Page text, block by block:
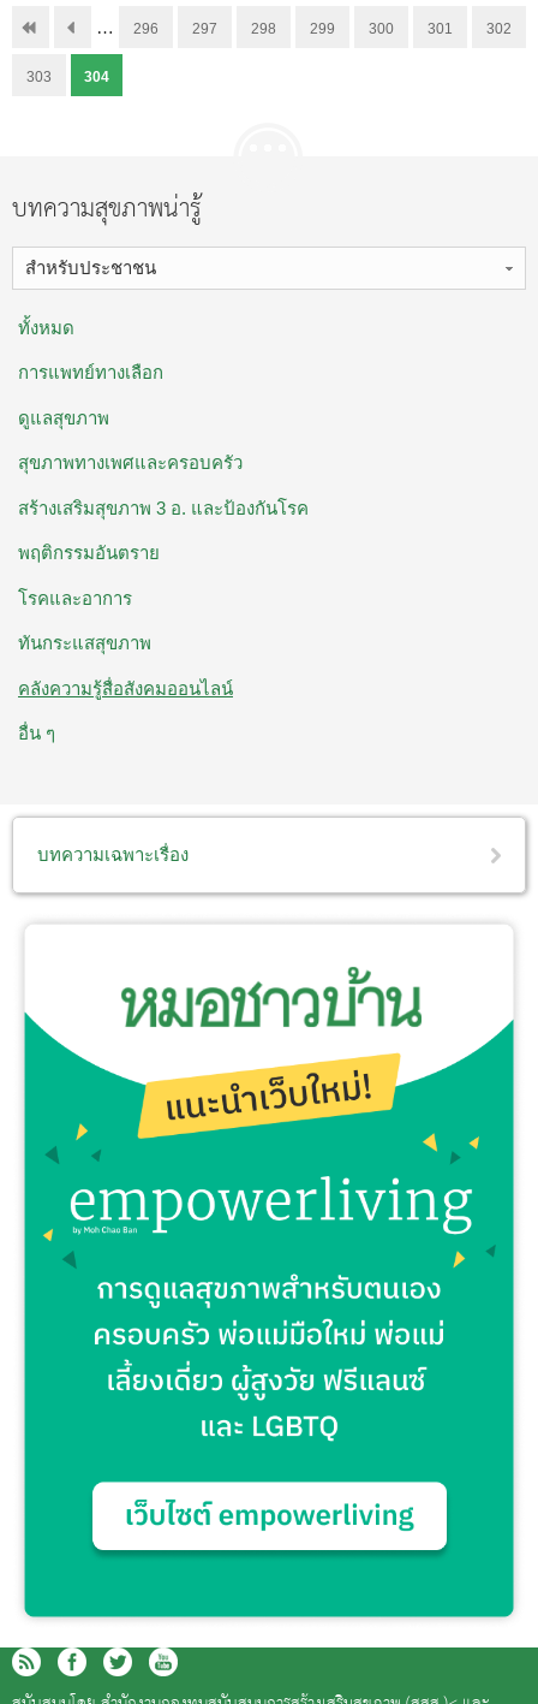
… 296 297 298 299 300 301 302
303 304
บทความสุขภาพน่ารู้
สำหรับประชาชน
ทั้งหมด
การแพทย์ทางเลือก
ดูแลสุขภาพ
สุขภาพทางเพศและครอบครัว
สร้างเสริมสุขภาพ 3 อ. ​และป้องกันโรค
พฤติกรรมอันตราย
โรคและอาการ
ทันกระแสสุขภาพ
คลังความรู้สื่อสังคมออนไลน์
อื่น ๆ
บทความเฉพาะเรื่อง